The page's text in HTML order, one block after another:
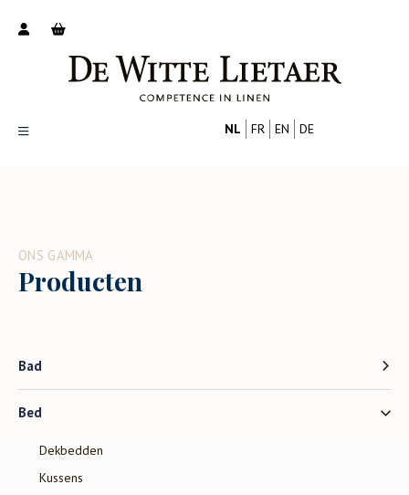
Contact
PROFESSIONAL
NL FR EN DE
ONS GAMMA
Producten
Bad
Bed
Dekbedden
Kussens